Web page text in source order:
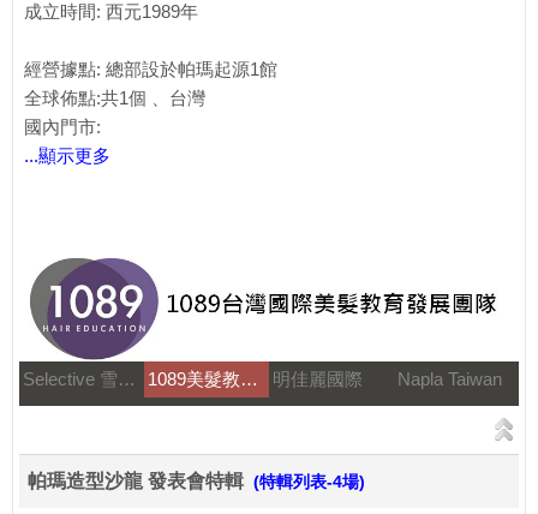
成立時間: 西元1989年
經營據點: 總部設於帕瑪起源1館
全球佈點:共1個 、台灣
國內門市:
...顯示更多
Selective 雪樂媞 1089美髮教育團隊 明佳麗國際 Napla Taiwan
帕瑪造型沙龍 發表會特輯 (特輯列表-4場)